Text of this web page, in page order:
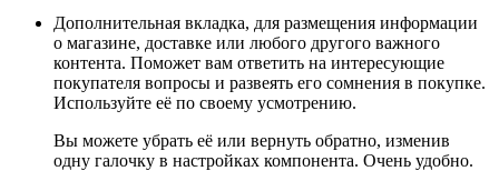
Дополнительная вкладка, для размещения информации
о магазине, доставке или любого другого важного
контента. Поможет вам ответить на интересующие
покупателя вопросы и развеять его сомнения в покупке.
Используйте её по своему усмотрению.
Вы можете убрать её или вернуть обратно, изменив
одну галочку в настройках компонента. Очень удобно.